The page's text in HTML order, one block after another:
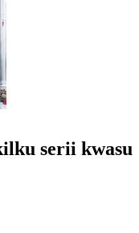
serii kwasu